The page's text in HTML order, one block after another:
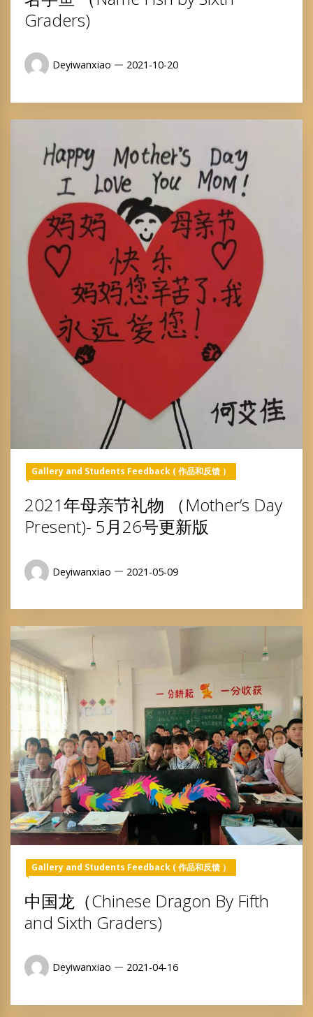
Graders)
Deyiwanxiao 2021-10-20
Gallery and Students Feedback ( 作品和反馈 ）
2021年母亲节礼物 （Mother’s Day
Present)- 5月26号更新版
Deyiwanxiao 2021-05-09
Gallery and Students Feedback ( 作品和反馈 ）
中国龙（Chinese Dragon By Fifth
and Sixth Graders)
Deyiwanxiao 2021-04-16